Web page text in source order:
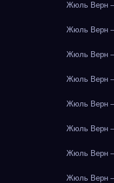
Жюль Верн
Жюль Верн
Жюль Верн
Жюль Верн
Жюль Верн
Жюль Верн
Жюль Верн
Жюль Верн